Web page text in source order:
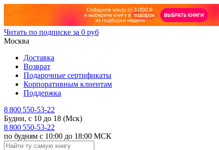
Читать по подписке за 0 руб
Москва
Доставка
Возврат
Подарочные сертификаты
Корпоративным клиентам
Поддержка
8 800 550-53-22
Будни, с 10 до 18 (Мск)
8 800 550-53-22
по будням с 10:00 до 18:00 МСК